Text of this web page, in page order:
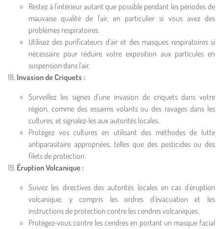
Restez à l'intérieur autant que possible pendant les périodes de
mauvaise qualité de l'air, en particulier si vous avez des
problèmes respiratoires.
Utilisez des purificateurs d'air et des masques respiratoires si
nécessaire pour réduire votre exposition aux particules en
suspension dans l'air.
Invasion de Criquets :
Surveillez les signes d'une invasion de criquets dans votre
région, comme des essaims volants ou des ravages dans les
cultures, et signalez-les aux autorités locales.
Protégez vos cultures en utilisant des méthodes de lutte
antiparasitaire appropriées, telles que des pesticides ou des
filets de protection.
Éruption Volcanique :
Suivez les directives des autorités locales en cas d'éruption
volcanique, y compris les ordres d'évacuation et les
instructions de protection contre les cendres volcaniques.
Protégez-vous contre les cendres en portant un masque facial